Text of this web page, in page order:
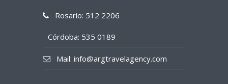
Rosario: 512 2206
Córdoba: 535 0189
Mail: info@argtravelagency.com